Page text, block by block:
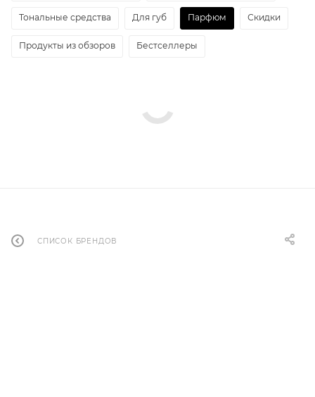
Тональные средства Для губ Парфюм Скидки
Продукты из обзоров Бестселлеры
СПИСОК БРЕНДОВ